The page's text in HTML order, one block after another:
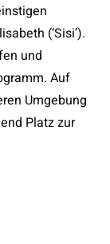
(‘Sisi’).
und
Auf
Umgebung
Platz zur